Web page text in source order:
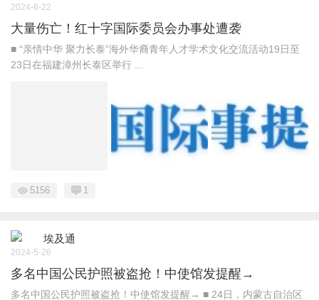
2024-6-22
大量伤亡！红十字国际委员会办事处遭袭
■ “亲情中华 聚力长泰”海外华裔青年人才学术文化交流活动19日至
23日在福建漳州长泰区举行 ...
5156 1
埃及通
2024-5-26
多名中国公民护照被盗抢！中使馆发提醒→
多名中国公民护照被盗抢！中使馆发提醒→ ■ 24日，内蒙古自治区